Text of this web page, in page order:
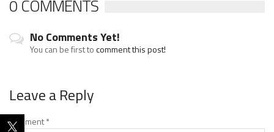
0 COMMENTS
No Comments Yet!
You can be first tocomment this post!
Leave a Reply
Comment*